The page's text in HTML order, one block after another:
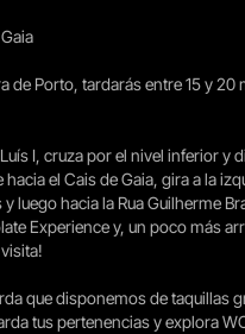
de Porto, tardarás entre 15 y 20
I, cruza por el nivel inferior y
el Cais de Gaia, gira a la
luego hacia la Rua Guilherme
Experience y, un poco más
que disponemos de taquillas
tus pertenencias y explora